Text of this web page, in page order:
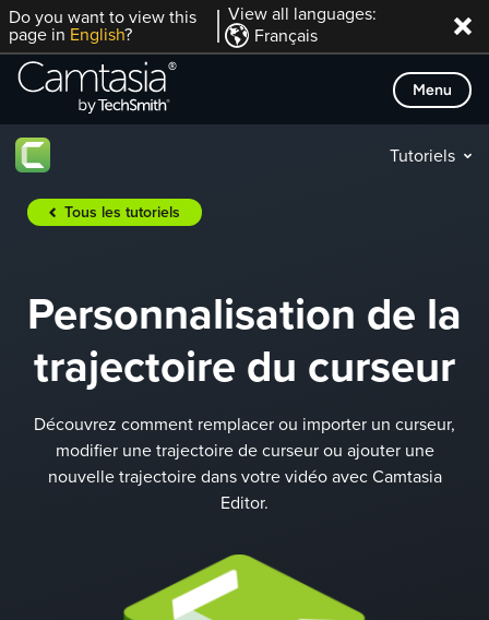
Passer
directement
contenu
Do you want to view this
page in English?
View all languages:
Français
Menu
Tutoriels
Tous les tutoriels
Personnalisation de la
trajectoire du curseur
Découvrez comment remplacer ou importer un curseur,
modifier une trajectoire de curseur ou ajouter une
nouvelle trajectoire dans votre vidéo avec Camtasia
Editor.